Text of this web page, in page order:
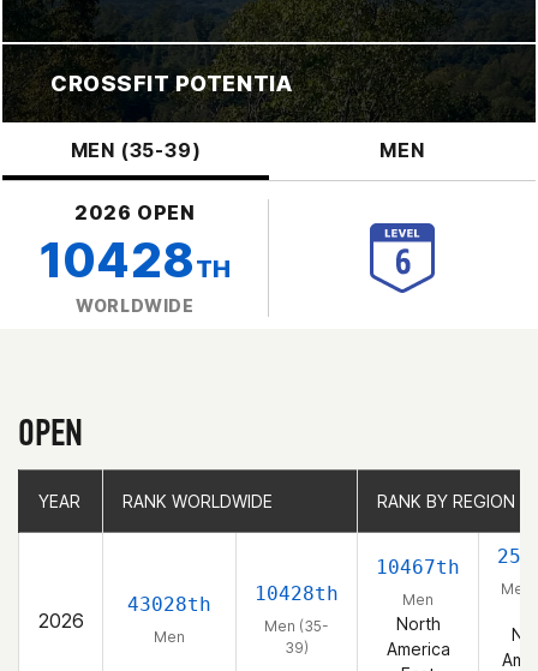
CROSSFIT POTENTIA
MEN (35-39) MEN
2026 OPEN
10428TH
WORLDWIDE
OPEN
YEAR RANK WORLDWIDE RANK BY REGION
2026
43028th
Men
10428th
Men (35-
39)
10467th
Men
North
America
Men
YEAR RANK WORLDWIDE RANK BY REGION